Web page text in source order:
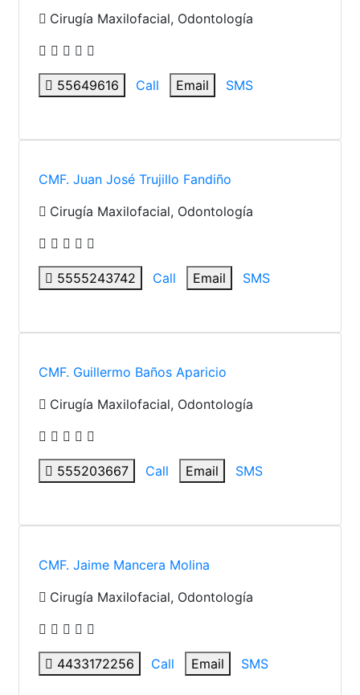
Cirugía Maxilofacial, Odontología
55649616 Call Email SMS
CMF. Juan José Trujillo Fandiño
Cirugía Maxilofacial, Odontología
5555243742 Call Email SMS
CMF. Guillermo Baños Aparicio
Cirugía Maxilofacial, Odontología
555203667 Call Email SMS
CMF. Jaime Mancera Molina
Cirugía Maxilofacial, Odontología
4433172256 Call Email SMS